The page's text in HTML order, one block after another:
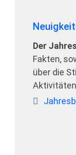
Der
Fakten,
über die
pdf